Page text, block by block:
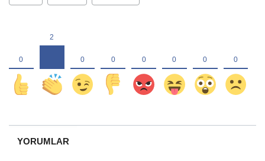
YORUMLAR